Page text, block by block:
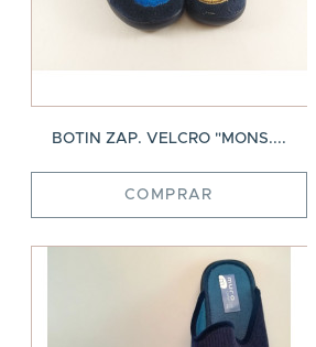
BOTIN ZAP. VELCRO "MONS....
COMPRAR